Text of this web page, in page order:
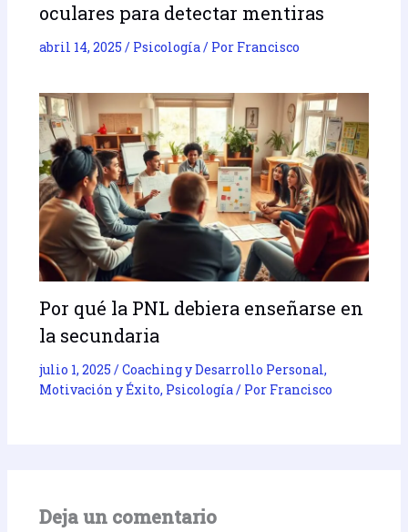
oculares para detectar mentiras
abril 14, 2025 / Psicología/ Por Francisco
Por qué la PNL debiera enseñarse en
la secundaria
julio 1, 2025 /Coaching y Desarrollo Personal,
Motivación y Éxito, Psicología/ Por Francisco
Deja un comentario